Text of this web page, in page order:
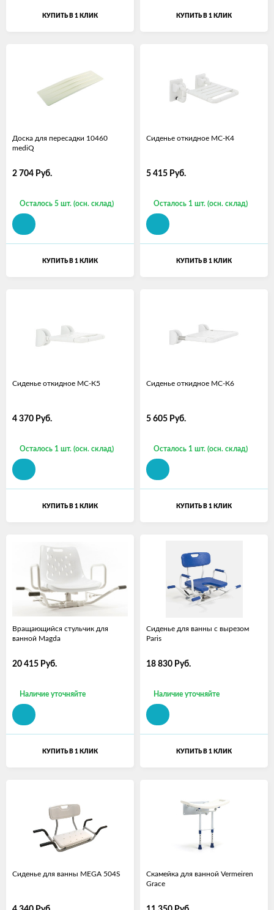
КУПИТЬ В 1 КЛИК КУПИТЬ В 1 КЛИК
Доска для пересадки 10460
mediQ
2 704 Руб.
Осталось 5 шт. (осн. склад)
КУПИТЬ В 1 КЛИК
Сиденье откидное МС-К4
5 415 Руб.
Осталось 1 шт. (осн. склад)
КУПИТЬ В 1 КЛИК
Сиденье откидное МС-К5
4 370 Руб.
Осталось 1 шт. (осн. склад)
КУПИТЬ В 1 КЛИК
Сиденье откидное МС-К6
5 605 Руб.
Осталось 1 шт. (осн. склад)
КУПИТЬ В 1 КЛИК
Вращающийся стульчик для
ванной Magda
20 415 Руб.
Наличие уточняйте
КУПИТЬ В 1 КЛИК
Сиденье для ванны с вырезом
Paris
18 830 Руб.
Наличие уточняйте
КУПИТЬ В 1 КЛИК
Сиденье для ванны MEGA 504S
Скамейка для ванной Vermeiren
Grace